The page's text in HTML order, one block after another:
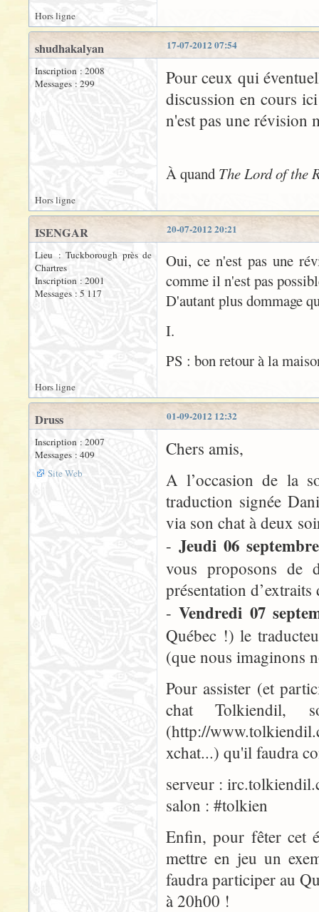
Hors ligne
17-07-2012 07:54
shudhakalyan
Inscription : 2008
Messages : 299
Pour ceux qui
discussion en cours
n'est pas une révision
À quand The Lord of the
Hors ligne
20-07-2012 20:21
ISENGAR
Lieu : Tuckborough près de
Chartres
Inscription : 2001
Messages : 5 117
Oui, ce n'est pas une
comme il n'est pas
D'autant plus dommage
I.
PS : bon retour à la
Hors ligne
01-09-2012 12:32
Druss
Inscription : 2007
Messages : 409
Site Web
Chers amis,
A l’occasion de la
traduction signée
via son chat à deux
- Jeudi 06 septembre
vous proposons de
présentation
-Vendredi 07
Québec !) le
(que nous imaginons
Pour assister (et
chat Tolkiendil,
(http://
xchat...) qu'il faudra
serveur :
salon : #tolkien
Enfin, pour fêter cet
mettre en jeu un
faudra participer au
à 20h00 !